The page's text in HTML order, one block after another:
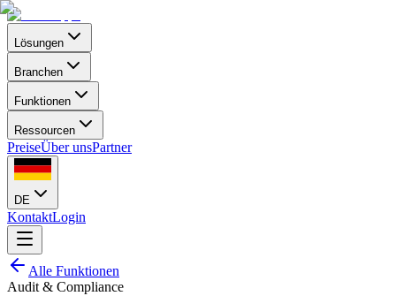
Lösungen
Branchen
Funktionen
Ressourcen
PreiseÜber unsPartner
DE
KontaktLogin
Alle Funktionen
Audit & Compliance